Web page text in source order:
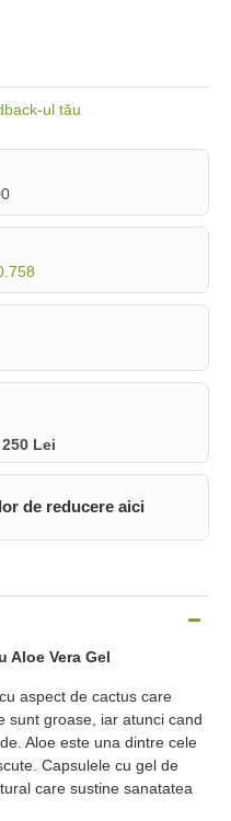
ul tău
Lei
de reducere aici
Aloe Vera Gel
aspect de cactus care
sunt groase, iar atunci cand
Aloe este una dintre cele
Capsulele cu gel de
care sustine sanatatea